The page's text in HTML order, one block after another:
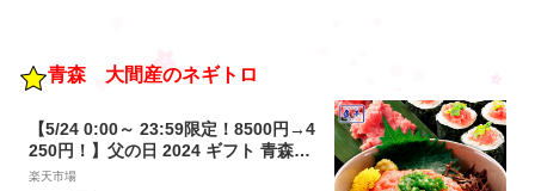
青森 大間産のネギトロ
【5/24 0:00～ 23:59限定！8500円→4
250円！】父の日 2024 ギフト 青森県
大間産本まぐろ使用ねぎとろ 200g×5
楽天市場